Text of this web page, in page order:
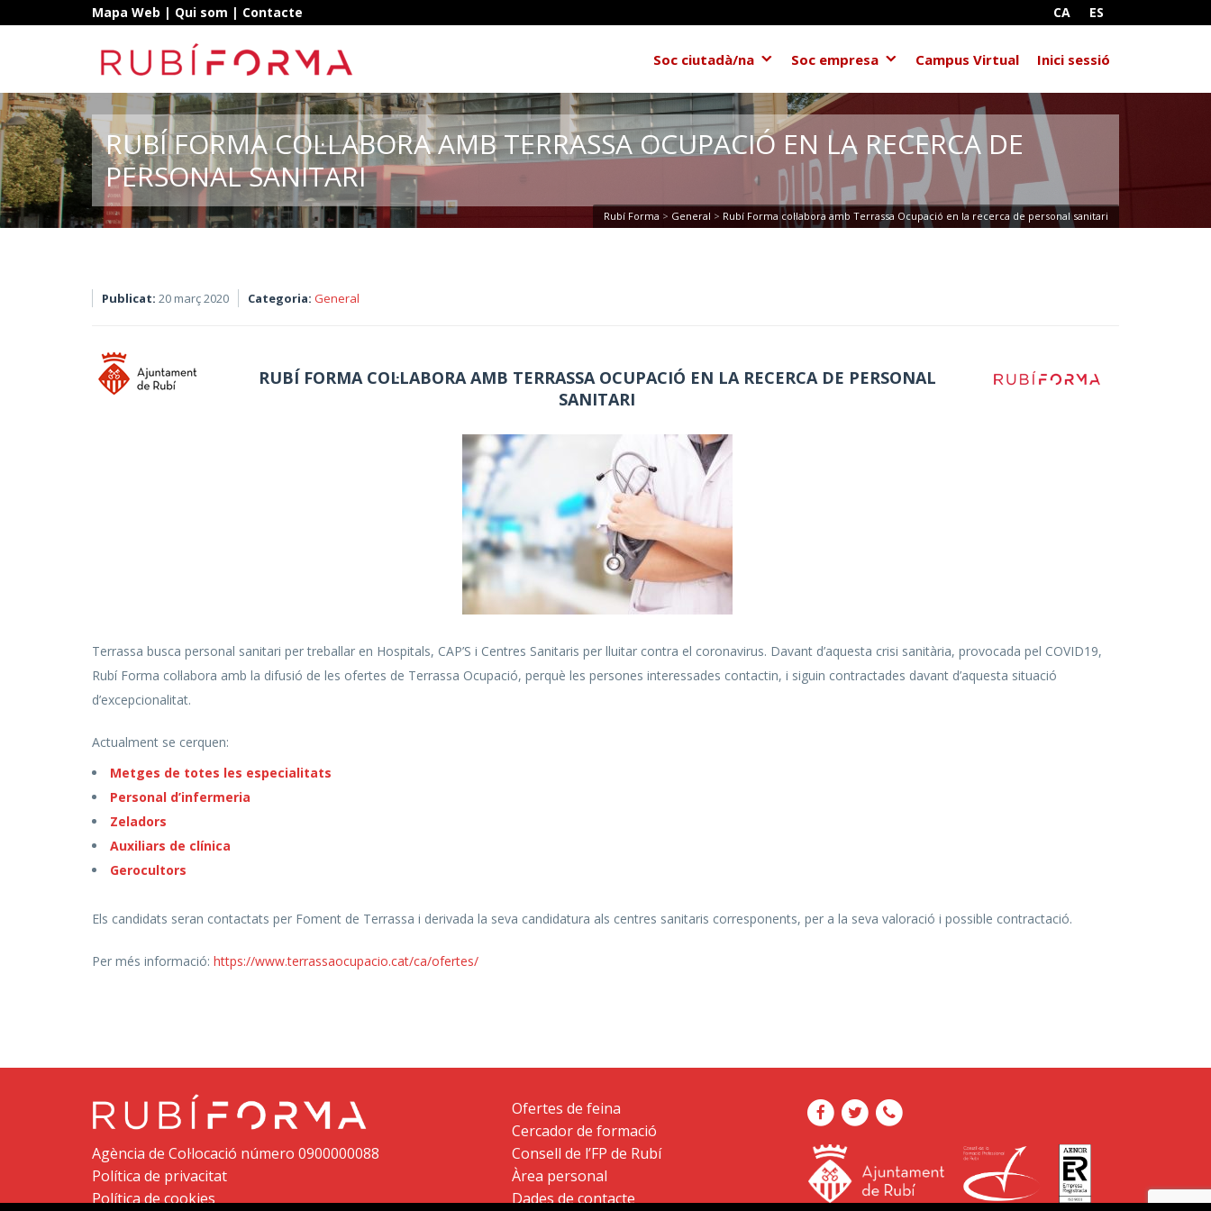
Mapa Web | Qui som | Contacte CA ES
Soc ciutadà/na Soc empresa Campus Virtual Inici sessió
RUBÍ FORMA COL·LABORA AMB TERRASSA OCUPACIÓ EN LA RECERCA DE
PERSONAL SANITARI
Rubí Forma > General > Rubí Forma col·labora amb Terrassa Ocupació en la recerca de personal sanitari
Publicat: 20 març 2020 Categoria: General
RUBÍ FORMA COL·LABORA AMB TERRASSA OCUPACIÓ EN LA RECERCA DE PERSONAL
SANITARI
Terrassa busca personal sanitari per treballar en Hospitals, CAP’S i Centres Sanitaris per lluitar contra el coronavirus. Davant d’aquesta crisi sanitària, provocada pel COVID19,
Rubí Forma col·labora amb la difusió de les ofertes de Terrassa Ocupació, perquè les persones interessades contactin, i siguin contractades davant d’aquesta situació
d’excepcionalitat.
Actualment se cerquen:
Metges de totes les especialitats
Personal d’infermeria
Zeladors
Auxiliars de clínica
Gerocultors
Els candidats seran contactats per Foment de Terrassa i derivada la seva candidatura als centres sanitaris corresponents, per a la seva valoració i possible contractació.
Per més informació: https://www.terrassaocupacio.cat/ca/ofertes/
Agència de Col·locació número 0900000088
Política de privacitat
Política de cookies
Ofertes de feina
Cercador de formació
Consell de l’FP de Rubí
Àrea personal
Dades de contacte